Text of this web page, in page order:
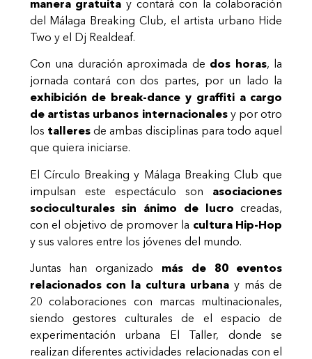
manera gratuita y contará con la colaboración
del Málaga Breaking Club, el artista urbano Hide
Two y el Dj Realdeaf.
Con una duración aproximada de dos horas, la
jornada contará con dos partes, por un lado la
exhibición de break-dance y graffiti a cargo
de artistas urbanos internacionalesy por otro
los talleresde ambas disciplinas para todo aquel
que quiera iniciarse.
El Círculo Breaking y Málaga Breaking Club que
impulsan este espectáculo son asociaciones
socioculturales sin ánimo de lucro creadas,
con el objetivo de promover la cultura Hip-Hop
y sus valores entre los jóvenes del mundo.
Juntas han organizado más de 80 eventos
relacionados con la cultura urbanay más de
20 colaboraciones con marcas multinacionales,
siendo gestores culturales de el espacio de
experimentación urbana El Taller, donde se
realizan diferentes actividades relacionadas con el